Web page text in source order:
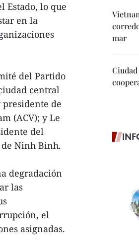
Estado, lo que
en la
del Partido
central
presidente de
(ACV); y Le
del
Ninh Binh.
degradación
las
el
asignadas.
mar